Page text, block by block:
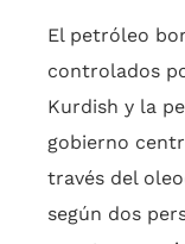
El petróleo
controlados
Kurdish y la
gobierno
través del
según dos